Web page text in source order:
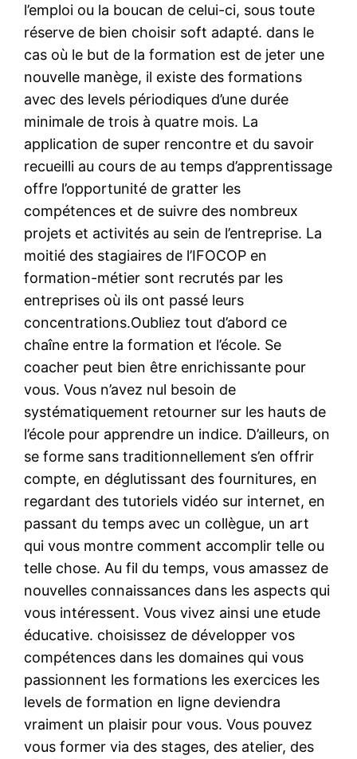
l’emploi ou la boucan de celui-ci, sous toute
réserve de bien choisir soft adapté. dans le
cas où le but de la formation est de jeter une
nouvelle manège, il existe des formations
avec des levels périodiques d’une durée
minimale de trois à quatre mois. La
application de super rencontre et du savoir
recueilli au cours de au temps d’apprentissage
offre l’opportunité de gratter les
compétences et de suivre des nombreux
projets et activités au sein de l’entreprise. La
moitié des stagiaires de l’IFOCOP en
formation-métier sont recrutés par les
entreprises où ils ont passé leurs
concentrations.Oubliez tout d’abord ce
chaîne entre la formation et l’école. Se
coacher peut bien être enrichissante pour
vous. Vous n’avez nul besoin de
systématiquement retourner sur les hauts de
l’école pour apprendre un indice. D’ailleurs, on
se forme sans traditionnellement s’en offrir
compte, en déglutissant des fournitures, en
regardant des tutoriels vidéo sur internet, en
passant du temps avec un collègue, un art
qui vous montre comment accomplir telle ou
telle chose. Au fil du temps, vous amassez de
nouvelles connaissances dans les aspects qui
vous intéressent. Vous vivez ainsi une etude
éducative. choisissez de développer vos
compétences dans les domaines qui vous
passionnent les formations les exercices les
levels de formation en ligne deviendra
vraiment un plaisir pour vous. Vous pouvez
vous former via des stages, des atelier, des